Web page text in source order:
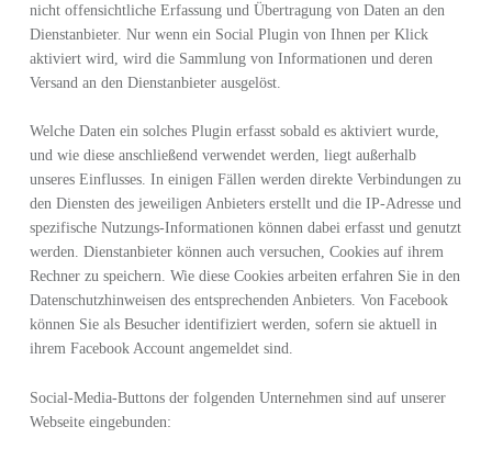
nicht offensichtliche Erfassung und Übertragung von Daten an den
Dienstanbieter. Nur wenn ein Social Plugin von Ihnen per Klick
aktiviert wird, wird die Sammlung von Informationen und deren
Versand an den Dienstanbieter ausgelöst.
Welche Daten ein solches Plugin erfasst sobald es aktiviert wurde,
und wie diese anschließend verwendet werden, liegt außerhalb
unseres Einflusses. In einigen Fällen werden direkte Verbindungen zu
den Diensten des jeweiligen Anbieters erstellt und die IP-Adresse und
spezifische Nutzungs-Informationen können dabei erfasst und genutzt
werden. Dienstanbieter können auch versuchen, Cookies auf ihrem
Rechner zu speichern. Wie diese Cookies arbeiten erfahren Sie in den
Datenschutzhinweisen des entsprechenden Anbieters. Von Facebook
können Sie als Besucher identifiziert werden, sofern sie aktuell in
ihrem Facebook Account angemeldet sind.
Social-Media-Buttons der folgenden Unternehmen sind auf unserer
Webseite eingebunden: